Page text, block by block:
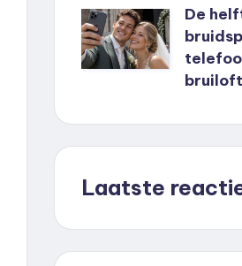
De
bruiloft
Laatste